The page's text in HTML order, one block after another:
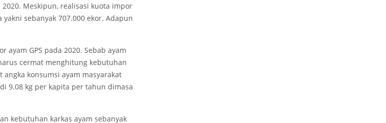
Meskipun, realisasi kuota impor
sebanyak 707.000 ekor. Adapun
ayam GPS pada 2020. Sebab ayam
cermat menghitung kebutuhan
konsumsi ayam masyarakat
9.08 kg per kapita per tahun dimasa
kebutuhan karkas ayam sebanyak